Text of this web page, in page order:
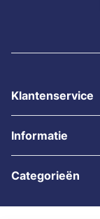
Klantenservice
Informatie
Categorieën